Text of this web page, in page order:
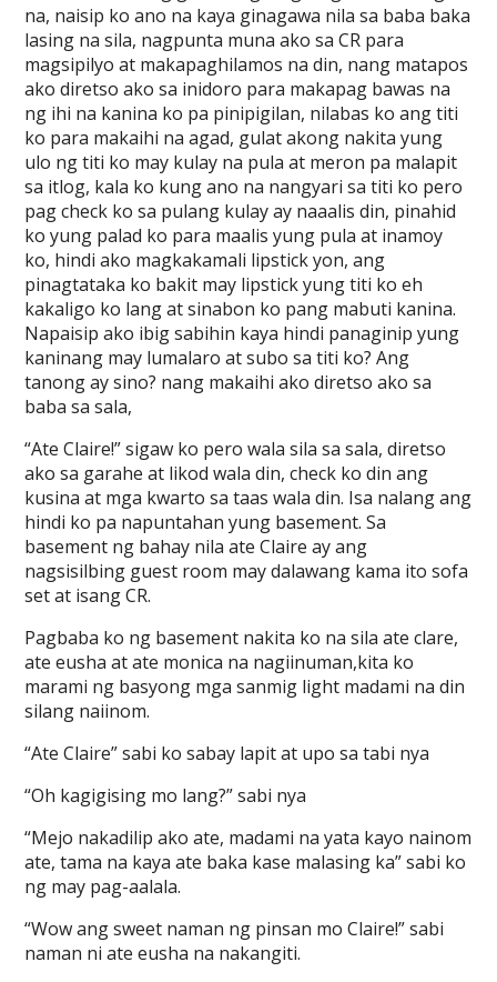
na, naisip ko ano na kaya ginagawa nila sa baba baka
lasing na sila, nagpunta muna ako sa CR para
magsipilyo at makapaghilamos na din, nang matapos
ako diretso ako sa inidoro para makapag bawas na
ng ihi na kanina ko pa pinipigilan, nilabas ko ang titi
ko para makaihi na agad, gulat akong nakita yung
ulo ng titi ko may kulay na pula at meron pa malapit
sa itlog, kala ko kung ano na nangyari sa titi ko pero
pag check ko sa pulang kulay ay naaalis din, pinahid
ko yung palad ko para maalis yung pula at inamoy
ko, hindi ako magkakamali lipstick yon, ang
pinagtataka ko bakit may lipstick yung titi ko eh
kakaligo ko lang at sinabon ko pang mabuti kanina.
Napaisip ako ibig sabihin kaya hindi panaginip yung
kaninang may lumalaro at subo sa titi ko? Ang
tanong ay sino? nang makaihi ako diretso ako sa
baba sa sala,
“Ate Claire!” sigaw ko pero wala sila sa sala, diretso
ako sa garahe at likod wala din, check ko din ang
kusina at mga kwarto sa taas wala din. Isa nalang ang
hindi ko pa napuntahan yung basement. Sa
basement ng bahay nila ate Claire ay ang
nagsisilbing guest room may dalawang kama ito sofa
set at isang CR.
Pagbaba ko ng basement nakita ko na sila ate clare,
ate eusha at ate monica na nagiinuman,kita ko
marami ng basyong mga sanmig light madami na din
silang naiinom.
“Ate Claire” sabi ko sabay lapit at upo sa tabi nya
“Oh kagigising mo lang?” sabi nya
“Mejo nakadilip ako ate, madami na yata kayo nainom
ate, tama na kaya ate baka kase malasing ka” sabi ko
ng may pag-aalala.
“Wow ang sweet naman ng pinsan mo Claire!” sabi
naman ni ate eusha na nakangiti.